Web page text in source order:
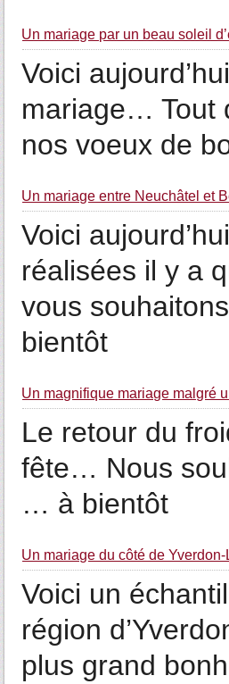
Un mariage par un beau soleil
Voici
mariage… Tout
nos voeux de
Un mariage entre Neuchâtel et
Voici
réalisées il y a
vous
bientôt
Un magnifique mariage malgré
Le retour du
fête… Nous
… à bientôt
Un mariage du côté de
Voici un
région
plus grand